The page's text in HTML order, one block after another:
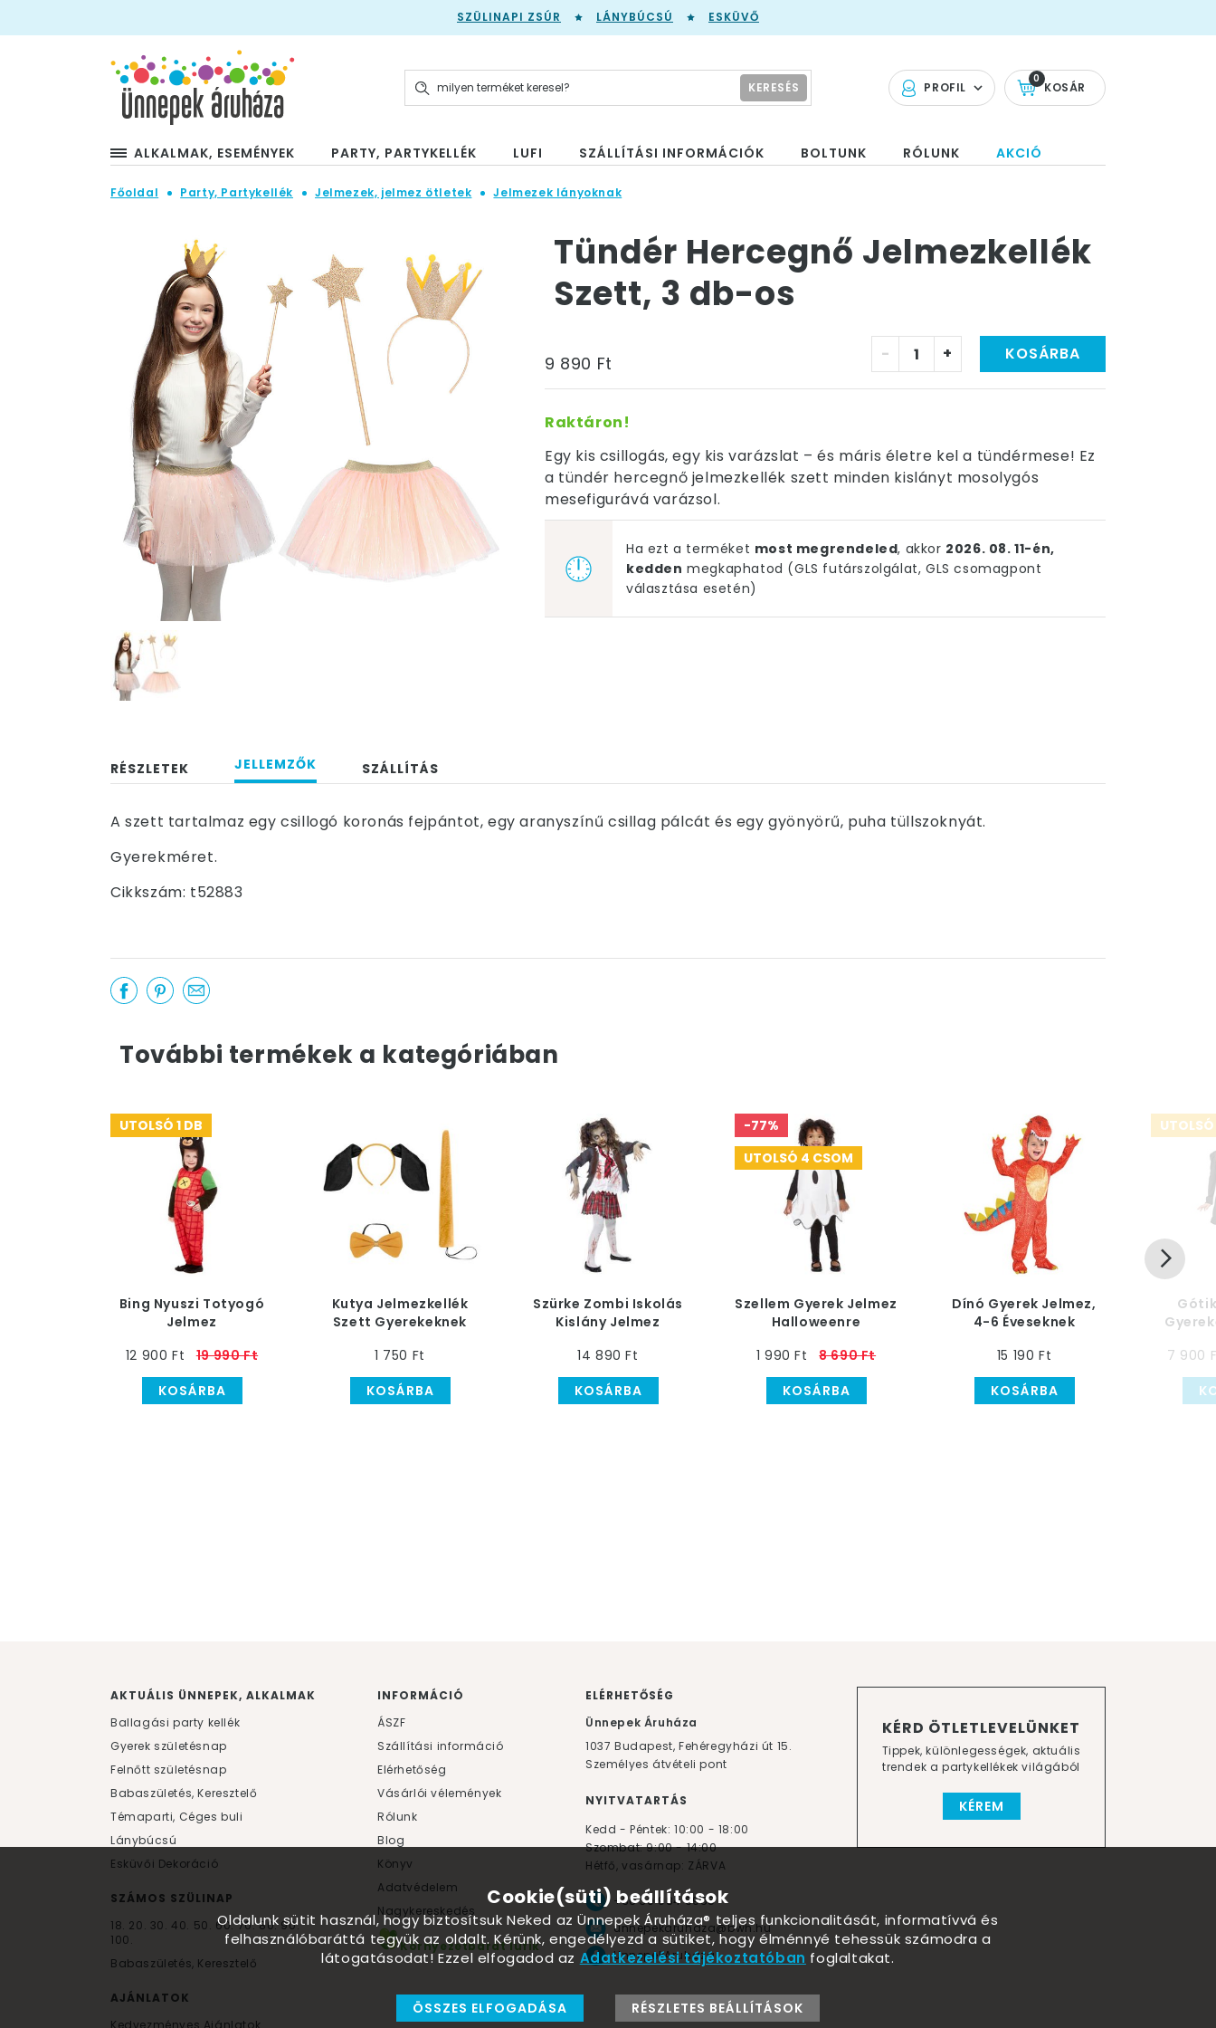
SZÜLINAPI ZSÚR LÁNYBÚCSÚ ESKÜVŐ
PROFIL KOSÁR
0
KERESÉS
ALKALMAK, ESEMÉNYEK PARTY, PARTYKELLÉK LUFI SZÁLLÍTÁSI INFORMÁCIÓK BOLTUNK RÓLUNK AKCIÓ
Főoldal Party, Partykellék Jelmezek, jelmez ötletek Jelmezek lányoknak
Tündér Hercegnő Jelmezkellék
Szett, 3 db-os
9 890 Ft - + KOSÁRBA
Raktáron!
Egy kis csillogás, egy kis varázslat – és máris életre kel a tündérmese! Ez
a tündér hercegnő jelmezkellék szett minden kislányt mosolygós
mesefigurává varázsol.
Ha ezt a terméket most megrendeled, akkor 2026. 08. 11-én,
kedden megkaphatod (GLS futárszolgálat, GLS csomagpont
választása esetén)
RÉSZLETEK JELLEMZŐK SZÁLLÍTÁS
A szett tartalmaz egy csillogó koronás fejpántot, egy aranyszínű csillag pálcát és egy gyönyörű, puha tüllszoknyát.
Gyerekméret.
Cikkszám: t52883
További termékek a kategóriában
UTOLSÓ 1 DB
Bing Nyuszi Totyogó
Jelmez
12 900 Ft
19 990 Ft
KOSÁRBA
Kutya Jelmezkellék
Szett Gyerekeknek
1 750 Ft
KOSÁRBA
Szürke Zombi Iskolás
Kislány Jelmez
14 890 Ft
KOSÁRBA
-77%
UTOLSÓ 4 CSOM
Szellem Gyerek Jelmez
Halloweenre
1 990 Ft
8 690 Ft
KOSÁRBA
Dínó Gyerek Jelmez,
4-6 Éveseknek
15 190 Ft
KOSÁRBA
7 900
KÉRD ÖTLETLEVELÜNKET
Tippek, különlegességek, aktuális
trendek a partykellékek világából
KÉREM
AKTUÁLIS ÜNNEPEK, ALKALMAK
Ballagási party kellék
Gyerek születésnap
Felnőtt születésnap
Babaszületés, Keresztelő
Témaparti, Céges buli
Lánybúcsú
Esküvői Dekoráció
SZÁMOS SZÜLINAP
18. 20. 30. 40. 50. 60.70.80.90.
100.
Babaszületés, Keresztelő
AJÁNLATOK
Kedvezményes Ajánlatok
INFORMÁCIÓ
ÁSZF
Szállítási információ
Elérhetőség
Vásárlói vélemények
Rólunk
Blog
Könyv
Adatvédelem
Nagykereskedés
Környezetbarát lufik
ELÉRHETŐSÉG
Ünnepek Áruháza
1037 Budapest, Fehéregyházi út 15.
Személyes átvételi pont
NYITVATARTÁS
Kedd - Péntek: 10:00 - 18:00
Szombat: 9:00 - 14:00
Hétfő, vasárnap: ZÁRVA
+36 30 984 6955
unnepekaruhaza@bwh.hu
UnnepekAruhaza
Cookie(süti) beállítások
Oldalunk sütit használ, hogy biztosítsuk Neked az Ünnepek Áruháza® teljes funkcionalitását, informatívvá és
felhasználóbaráttá tegyük az oldalt. Kérünk, engedélyezd a sütiket, hogy élménnyé tehessük számodra a
látogatásodat! Ezzel elfogadod az Adatkezelési tájékoztatóban foglaltakat.
ÖSSZES ELFOGADÁSA RÉSZLETES BEÁLLÍTÁSOK